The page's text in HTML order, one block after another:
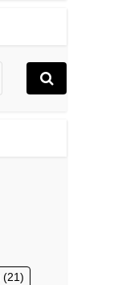
(21)